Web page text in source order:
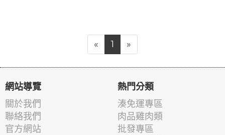
« 1 »
網站導覽
關於我們
聯絡我們
官方網站
熱門分類
湊免運專區
肉品雞肉類
批發專區